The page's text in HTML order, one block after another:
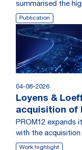
summarised the
Publication
04-08-2026
Loyens &
acquisition of
PROM12 expands
with the
Work highlight